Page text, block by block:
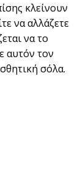
κλείνουν
να αλλάζετε
να το
αυτόν τον
σόλα.